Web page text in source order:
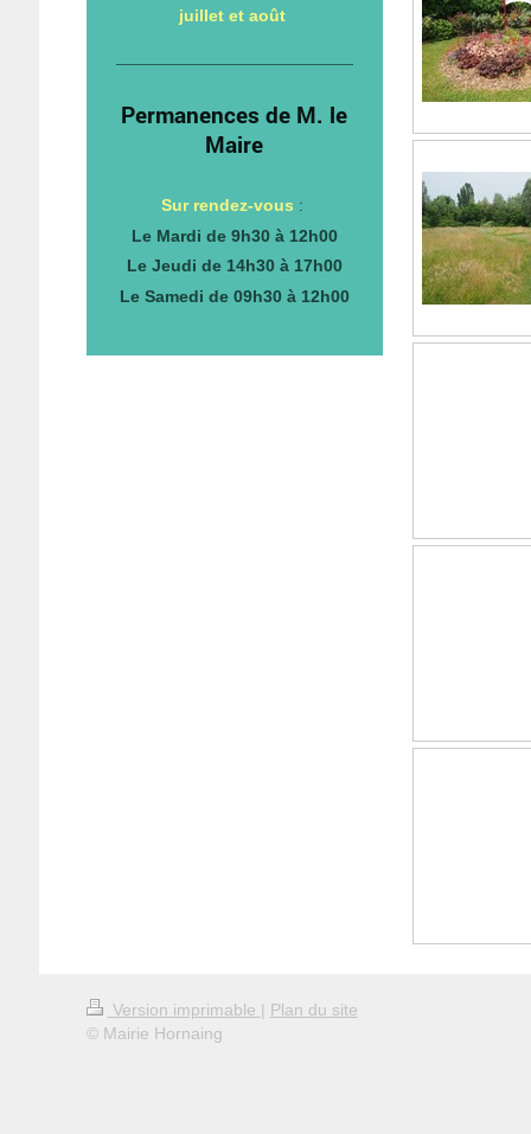
juillet et août
Permanences de M. le
Maire
Sur rendez-vous :
Le Mardi de 9h30 à 12h00
Le Jeudi de 14h30 à 17h00
Le Samedi de 09h30 à 12h00
Version imprimable | Plan du site
© Mairie Hornaing